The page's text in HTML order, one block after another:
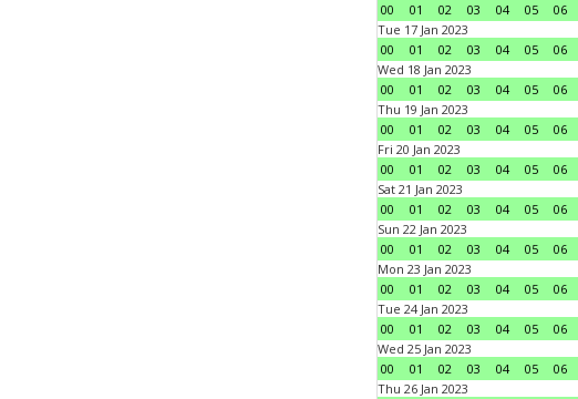
00
01 02 03 04 05 06
Tue 17 Jan 2023
00
01 02 03 04 05 06
Wed 18 Jan 2023
00
01 02 03 04 05 06
Thu 19 Jan 2023
00
01 02 03 04 05 06
Fri 20 Jan 2023
00
01 02 03 04 05 06
Sat 21 Jan 2023
00
01 02 03 04 05 06
Sun 22 Jan 2023
00
01 02 03 04 05 06
Mon 23 Jan 2023
00
01 02 03 04 05 06
Tue 24 Jan 2023
00
01 02 03 04 05 06
Wed 25 Jan 2023
00
01 02 03 04 05 06
Thu 26 Jan 2023